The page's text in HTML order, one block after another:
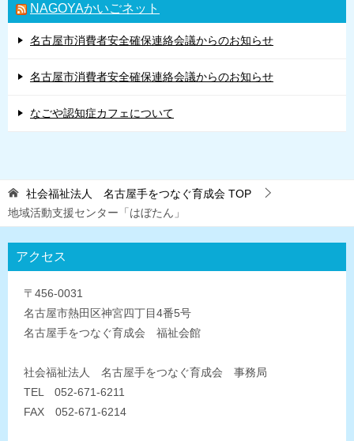
NAGOYAかいごネット
名古屋市消費者安全確保連絡会議からのお知らせ
名古屋市消費者安全確保連絡会議からのお知らせ
なごや認知症カフェについて
社会福祉法人 名古屋手をつなぐ育成会 TOP
地域活動支援センター「はぼたん」
アクセス
〒456-0031
名古屋市熱田区神宮四丁目4番5号
名古屋手をつなぐ育成会 福祉会館
社会福祉法人 名古屋手をつなぐ育成会 事務局
TEL 052-671-6211
FAX 052-671-6214